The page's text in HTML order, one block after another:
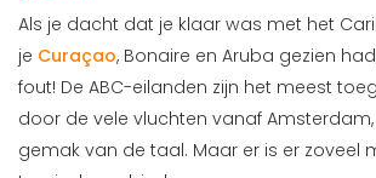
Als je dacht dat je klaar was met het
je Curaçao, Bonaire en Aruba gezien
fout! De ABC-eilanden zijn het meest
door de vele vluchten vanaf
gemak van de taal. Maar er is er zoveel